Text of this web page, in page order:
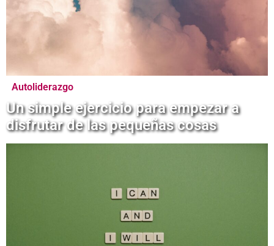
Autoliderazgo
Un simple ejercicio para empezar a
disfrutar de las pequeñas cosas